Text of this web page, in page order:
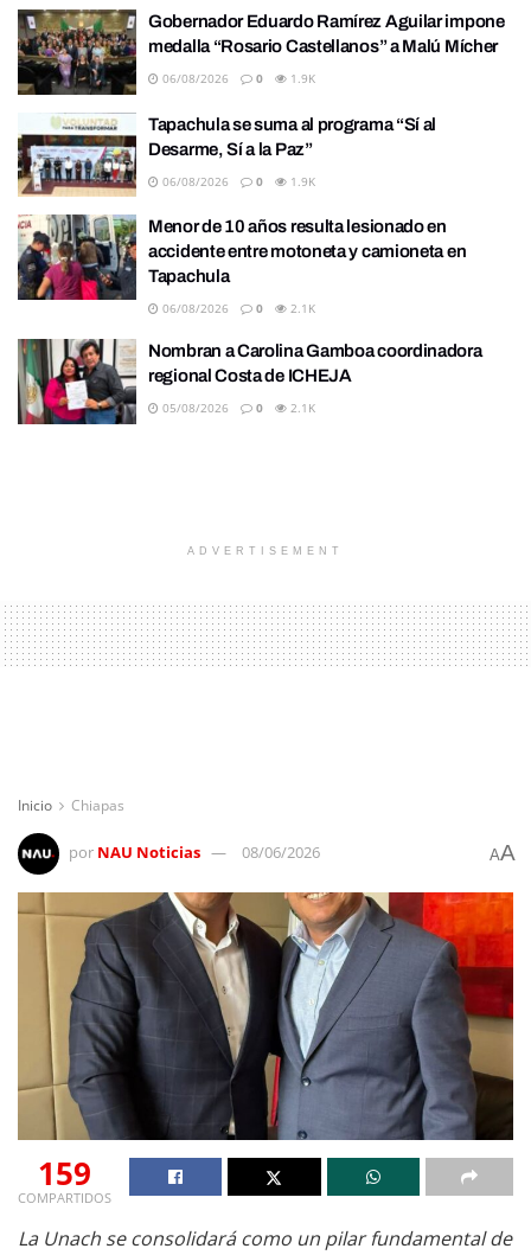
Gobernador Eduardo Ramírez Aguilar impone
medalla “Rosario Castellanos” a Malú Mícher
06/08/2026 0 1.9K
Tapachula se suma al programa “Sí al
Desarme, Sí a la Paz”
06/08/2026 0 1.9K
Menor de 10 años resulta lesionado en
accidente entre motoneta y camioneta en
Tapachula
06/08/2026 0 2.1K
Nombran a Carolina Gamboa coordinadora
regional Costa de ICHEJA
05/08/2026 0 2.1K
ADVERTISEMENT
Inicio Chiapas
por NAU Noticias 08/06/2026 AA
159
COMPARTIDOS
La Unach se consolidará como un pilar fundamental de